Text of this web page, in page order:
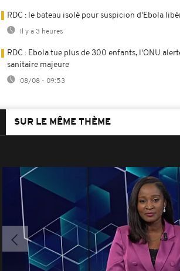
RDC : le bateau isolé pour suspicion d'Ebola
Il y a 3 heures
RDC : Ebola tue plus de 300 enfants, l'ONU
sanitaire majeure
08/08 - 09:53
SUR LE MÊME THÈME